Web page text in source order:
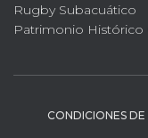
Rugby Subacuático
Patrimonio Histórico
CONDICIONES DE